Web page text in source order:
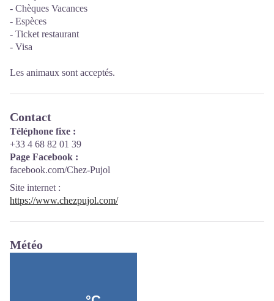
- Chèques Vacances
- Espèces
- Ticket restaurant
- Visa
Les animaux sont acceptés.
Contact
Téléphone fixe :
+33 4 68 82 01 39
Page Facebook :
facebook.com/Chez-Pujol
Site internet :
https://www.chezpujol.com/
Météo